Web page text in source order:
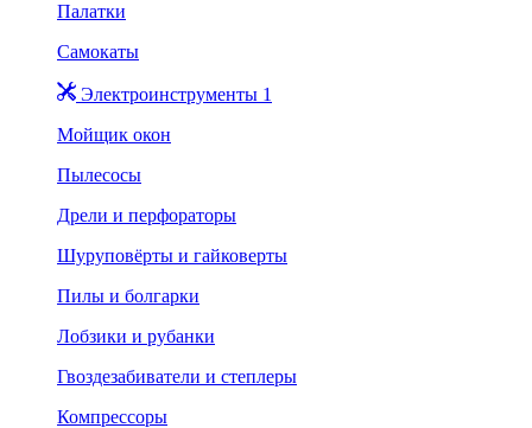
Палатки
Самокаты
Электроинструменты 1
Мойщик окон
Пылесосы
Дрели и перфораторы
Шуруповёрты и гайковерты
Пилы и болгарки
Лобзики и рубанки
Гвоздезабиватели и степлеры
Компрессоры